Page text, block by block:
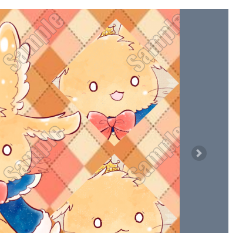
Next